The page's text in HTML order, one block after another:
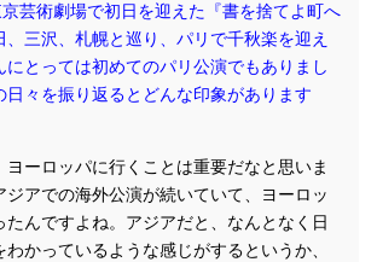
WORKSHOP
BOOKS
SHOP
ENGLISH
twitter
芸術劇場で初日を迎えた『書を捨てよ町へ
三沢、札幌と巡り、パリで千秋楽を迎え
にとっては初めてのパリ公演でもありまし
日々を振り返るとどんな印象があります
ーロッパに行くことは重要だなと思いま
ジアでの海外公演が続いていて、ヨーロッ
たんですよね。アジアだと、なんとなく日
かっているような感じがするというか、